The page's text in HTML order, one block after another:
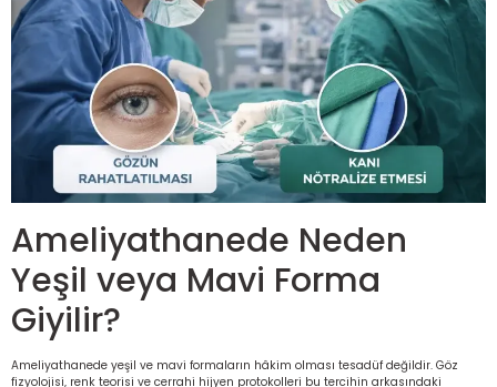
Hemşire Kıyafetleri
Klinik Destek Kadrosu Sürekli
Lisans ve Lisansüstü Sağlık
Teknik Hizmetler Sınıfı
Serisi
Ameliyathanede Neden
Yeşil veya Mavi Forma
Giyilir?
Ameliyathanede yeşil ve mavi formaların hâkim olması tesadüf değildir. Göz
fizyolojisi, renk teorisi ve cerrahi hijyen protokolleri bu tercihin arkasındaki